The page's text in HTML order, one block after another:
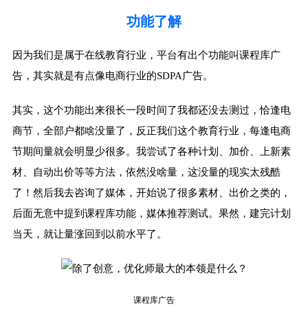
功能了解
因为我们是属于在线教育行业，平台有出个功能叫课程库广
告，其实就是有点像电商行业的SDPA广告。
其实，这个功能出来很长一段时间了我都还没去测过，恰逢电
商节，全部户都啥没量了，反正我们这个教育行业，每逢电商
节期间量就会明显少很多。我尝试了各种计划、加价、上新素
材、自动出价等等方法，依然没啥量，这没量的现实太残酷
了！然后我去咨询了媒体，开始说了很多素材、出价之类的，
后面无意中提到课程库功能，媒体推荐测试。果然，建完计划
当天，就让量涨回到以前水平了。
课程库广告